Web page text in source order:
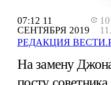
07:12 11
СЕНТЯБРЯ 2019
РЕДАКЦИЯ
На замену